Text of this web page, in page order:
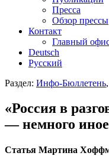
Пресса
Обзор прессы
Контакт
Главный
Deutsch
Русский
Раздел: Инфо-Бюллетень,
«Россия в
— немного
Статья Мартина